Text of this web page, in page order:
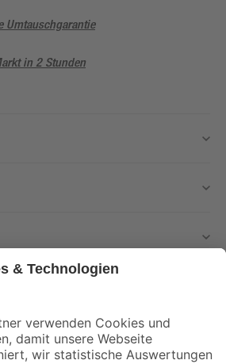
Umtauschgarantie
in 2 Stunden
und Aktionen mehr verpassen!